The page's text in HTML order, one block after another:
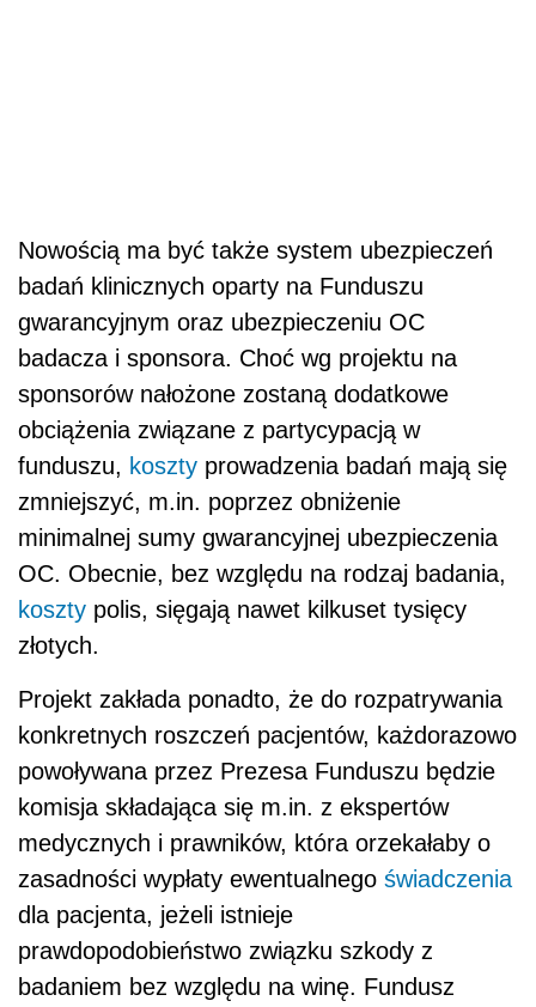
Nowością ma być także system ubezpieczeń
badań klinicznych oparty na Funduszu
gwarancyjnym oraz ubezpieczeniu OC
badacza i sponsora. Choć wg projektu na
sponsorów nałożone zostaną dodatkowe
obciążenia związane z partycypacją w
funduszu, koszty prowadzenia badań mają się
zmniejszyć, m.in. poprzez obniżenie
minimalnej sumy gwarancyjnej ubezpieczenia
OC. Obecnie, bez względu na rodzaj badania,
koszty polis, sięgają nawet kilkuset tysięcy
złotych.
Projekt zakłada ponadto, że do rozpatrywania
konkretnych roszczeń pacjentów, każdorazowo
powoływana przez Prezesa Funduszu będzie
komisja składająca się m.in. z ekspertów
medycznych i prawników, która orzekałaby o
zasadności wypłaty ewentualnego świadczenia
dla pacjenta, jeżeli istnieje
prawdopodobieństwo związku szkody z
badaniem bez względu na winę. Fundusz